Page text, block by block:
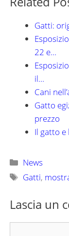
Gatti:
22 e…
il…
Cani
Gatto
prezzo
Il gatto
Categorie
News
Tag
Gatti,
Lascia un